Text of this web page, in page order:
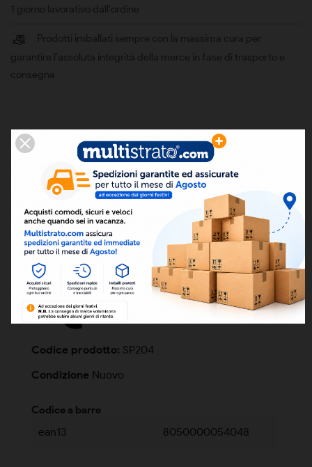
DESCRIZIONE
Per misure da 3/16" a 5/8"
Per applicazioni nei settori della refrigerazione e del
condizionamento e l'installazione di unità e split di aria
condizionata.
DETTAGLI
Codice prodotto: SP204
Condizione Nuovo
Codice a barre
ean13 8050000054048